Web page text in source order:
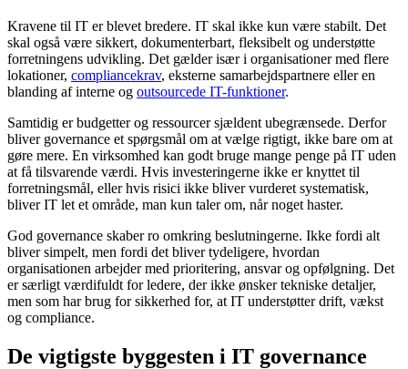
Kravene til IT er blevet bredere. IT skal ikke kun være stabilt. Det
skal også være sikkert, dokumenterbart, fleksibelt og understøtte
forretningens udvikling. Det gælder især i organisationer med flere
lokationer, compliancekrav, eksterne samarbejdspartnere eller en
blanding af interne og outsourcede IT-funktioner.
Samtidig er budgetter og ressourcer sjældent ubegrænsede. Derfor
bliver governance et spørgsmål om at vælge rigtigt, ikke bare om at
gøre mere. En virksomhed kan godt bruge mange penge på IT uden
at få tilsvarende værdi. Hvis investeringerne ikke er knyttet til
forretningsmål, eller hvis risici ikke bliver vurderet systematisk,
bliver IT let et område, man kun taler om, når noget haster.
God governance skaber ro omkring beslutningerne. Ikke fordi alt
bliver simpelt, men fordi det bliver tydeligere, hvordan
organisationen arbejder med prioritering, ansvar og opfølgning. Det
er særligt værdifuldt for ledere, der ikke ønsker tekniske detaljer,
men som har brug for sikkerhed for, at IT understøtter drift, vækst
og compliance.
De vigtigste byggesten i IT governance